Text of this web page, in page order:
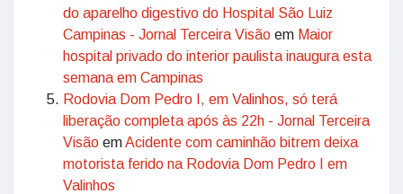
do aparelho digestivo do Hospital São Luiz
Campinas - Jornal Terceira Visão em Maior
hospital privado do interior paulista inaugura esta
semana em Campinas
Rodovia Dom Pedro I, em Valinhos, só terá
liberação completa após às 22h - Jornal Terceira
Visão emAcidente com caminhão bitrem deixa
motorista ferido na Rodovia Dom Pedro I em
Valinhos